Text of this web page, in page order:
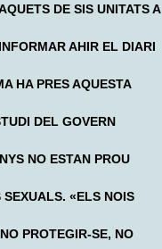
DE SIS UNITATS A
AHIR EL DIARI
HA PRES AQUESTA
DEL GOVERN
NO ESTAN PROU
«ELS NOIS
PROTEGIR-SE, NO